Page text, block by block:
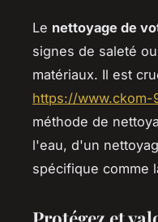
Le nettoyage de
signes de saleté
matériaux. Il est
https://www.ckom-
méthode de
l'eau, d'un
spécifique comme